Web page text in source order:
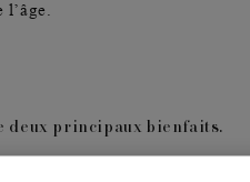
deux principaux bienfaits.